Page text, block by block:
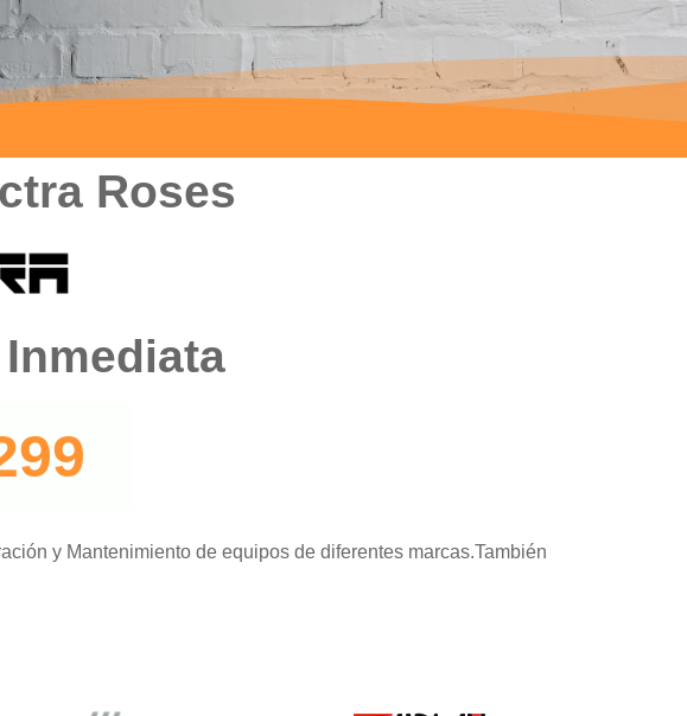
Roses
y Mantenimiento de equipos de diferentes marcas.También